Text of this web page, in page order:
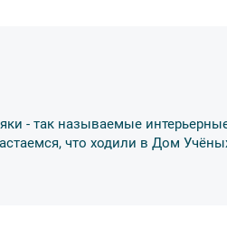
. Данное
- так называемые
что ходили в Дом